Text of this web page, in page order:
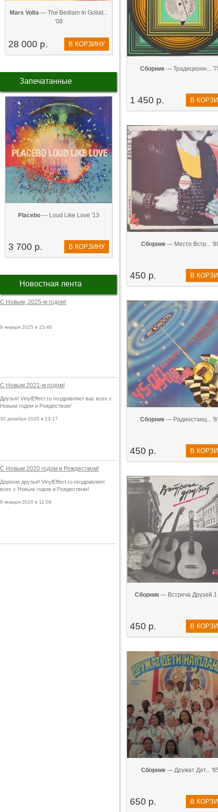
Mars Volta — The Bedlam In Goliat...
'08
28 000 р. В КОРЗИНУ
Запечатанные
Placebo — Loud Like Love '13
3 700 р. В КОРЗИНУ
Новостная лента
С Новым, 2025-м годом!
9 января 2025 в 15:46
С Новым 2021-м годом!
Друзья! VinylEffect.ru поздравляет вас всех с
Новым годом и Рождеством!
30 декабря 2020 в 23:17
С Новым 2020 годом и Рождеством!
Дорогие друзья! VinylEffect.ru поздравляет
всех с Новым годом и Рождеством!
6 января 2020 в 11:09
Сборник — Традиционн...
1 450 р. В
Сборник— Место Встр...
450 р. В
Сборник — Радиостанц...
450 р. В
Сборник— Встреча Друзей 1
450 р. В
Сборник — Дружат Дет...
650 р. В